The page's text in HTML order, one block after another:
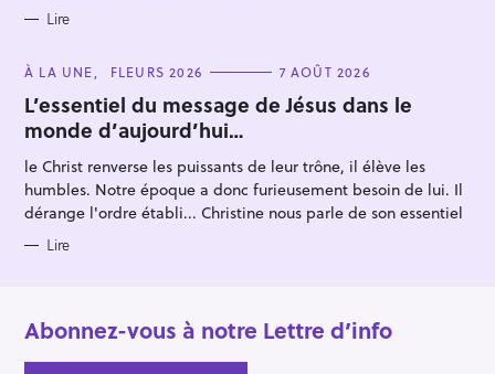
Lire
C
T
E
G
O
R
I
E
S
À LA UNE FLEURS 2026 7 AOÛT 2026
L’essentiel du message de Jésus dans le
monde d’aujourd’hui…
le Christ renverse les puissants de leur trône, il élève les
humbles. Notre époque a donc furieusement besoin de lui. Il
dérange l'ordre établi... Christine nous parle de son essentiel
Lire
Abonnez-vous à notre Lettre d’info